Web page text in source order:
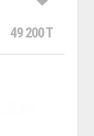
49 200 T